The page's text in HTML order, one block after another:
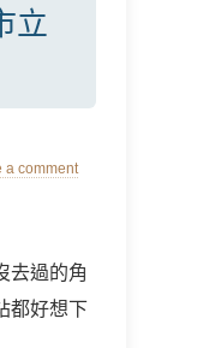
立
a comment
去過的角
都好想下